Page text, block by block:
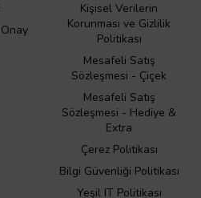
Kişisel Verilerin
Korunması ve Gizlilik
Politikası
Mesafeli Satış
Sözleşmesi - Çiçek
Mesafeli Satış
Sözleşmesi - Hediye &
Extra
Çerez Politikası
Bilgi Güvenliği Politikası
Yeşil IT Politikası